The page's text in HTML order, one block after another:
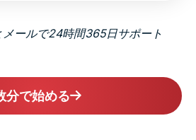
メールで24時間365日サポート
分で始める